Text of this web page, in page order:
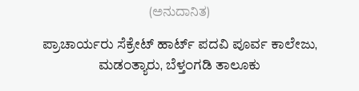
(ಅನುದಾನಿತ)
ಪ್ರಾಚಾರ್ಯರು ಸೆಕ್ರೇಟ್ ಹಾರ್ಟ್ ಪದವಿ ಪೂರ್ವ ಕಾಲೇಜು,
ಮಡಂತ್ಯಾರು, ಬೆಳ್ತಂಗಡಿ ತಾಲೂಕು